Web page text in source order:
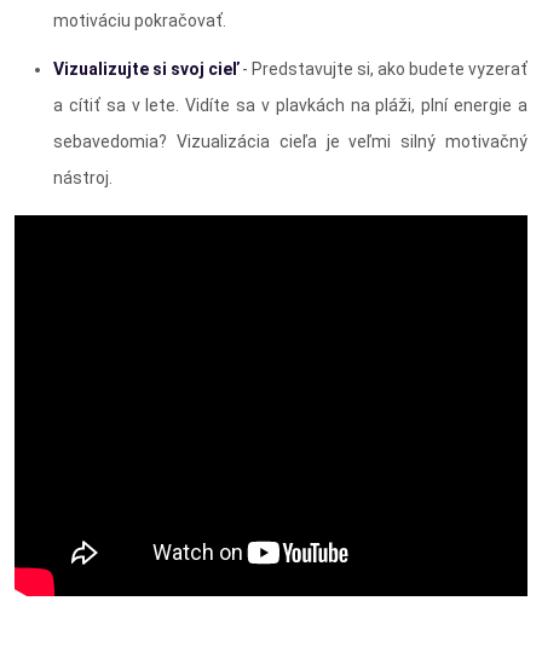
motiváciu pokračovať.
Vizualizujte si svoj cieľ- Predstavujte si, ako budete vyzerať
a cítiť sa v lete. Vidíte sa v plavkách na pláži, plní energie a
sebavedomia? Vizualizácia cieľa je veľmi silný motivačný
nástroj.